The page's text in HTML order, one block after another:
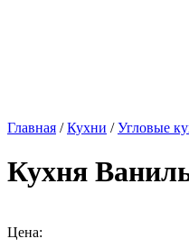
Главная /Кухни /Угловые
Кухня
Цена: